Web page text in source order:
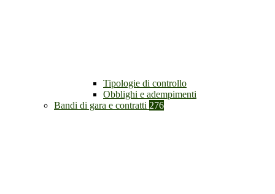
Tipologie di controllo
Obblighi e adempimenti
Bandi di gara e contratti 276